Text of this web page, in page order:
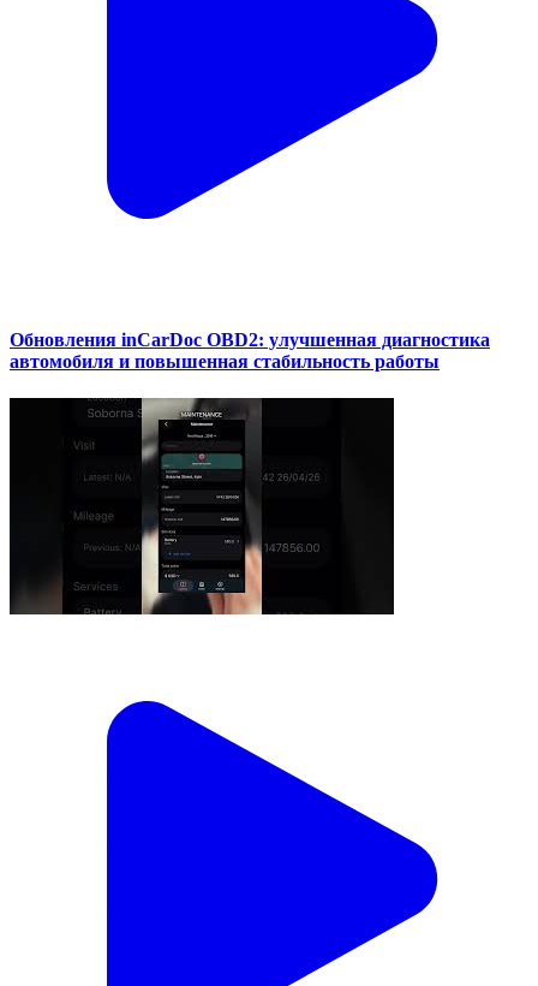
Обновления inCarDoc OBD2: улучшенная диагностика
автомобиля и повышенная стабильность работы